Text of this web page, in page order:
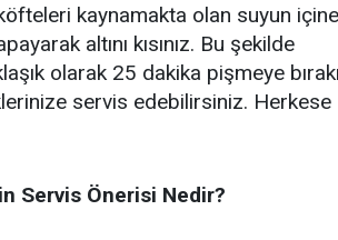
kaynamakta olan suyun içine
altını kısınız. Bu şekilde
olarak 25 dakika pişmeye
servis edebilirsiniz. Herkese
Servis Önerisi Nedir?